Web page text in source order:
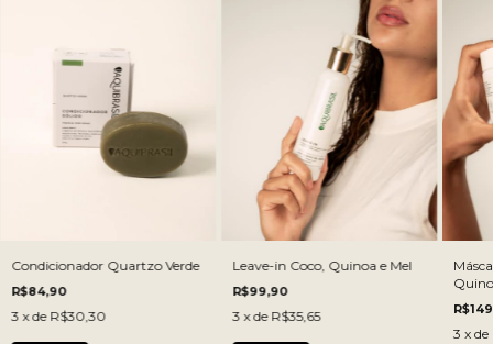
Condicionador Quartzo Verde
R$84,90
3 x de R$30,30
Leave-in Coco, Quinoa e Mel
R$99,90
3 x de R$35,65
3 x de